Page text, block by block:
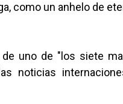
como un anhelo de
uno de "los siete
noticias